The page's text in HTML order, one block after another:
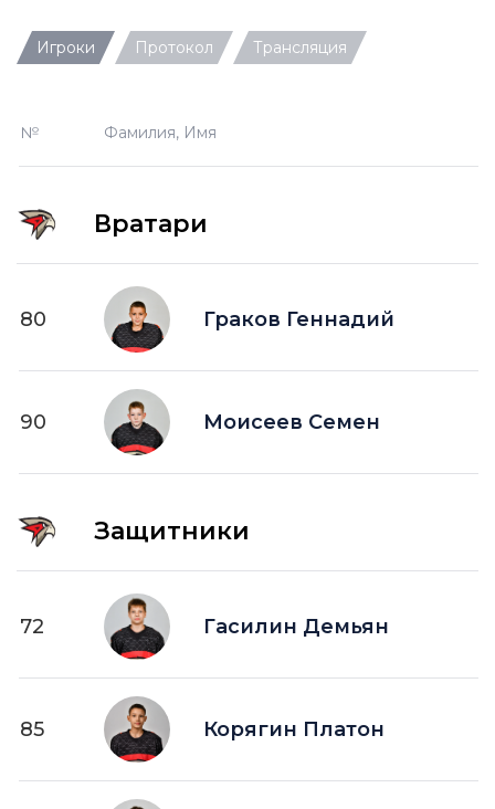
П — кол-во передач
игрока на площадке
игроков на площад
шайба забитая в большинстве на одного
игрока на площадке
+2 — шайба забитая в большинстве на двух
ПВ — шайба забитая в пустые ворота
Игроки Протокол Трансляция
№ Фамилия, Имя
Вратари
80 Граков Геннадий
90 Моисеев Семен
Защитники
72 Гасилин Демьян
85 Корягин Платон